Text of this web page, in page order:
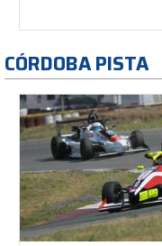
CÓRDOBA PISTA